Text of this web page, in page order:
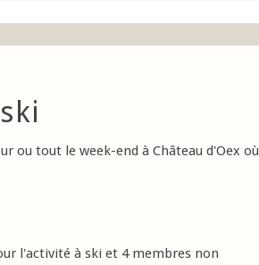
ou tout le week-end à Château d'Oex où
l'activité à ski et 4 membres non